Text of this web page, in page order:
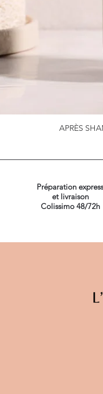
APRÈS
Préparation express
et livraison
Colissimo 48/72h